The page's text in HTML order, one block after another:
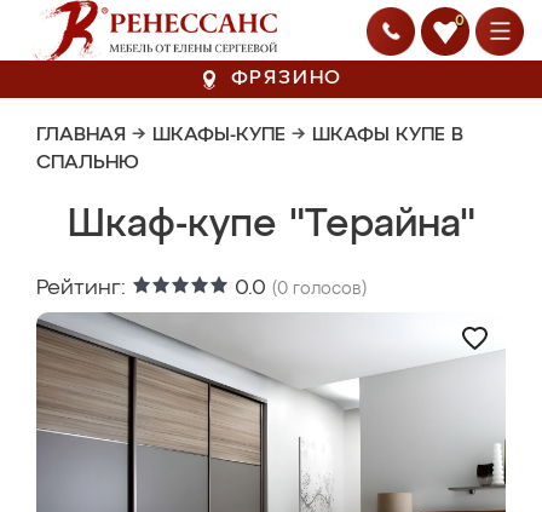
0
ФРЯЗИНО
ГЛАВНАЯ → ШКАФЫ-КУПЕ → ШКАФЫ КУПЕ В
СПАЛЬНЮ
Шкаф-купе "Терайна"
Рейтинг: 0.0 (0 голосов)